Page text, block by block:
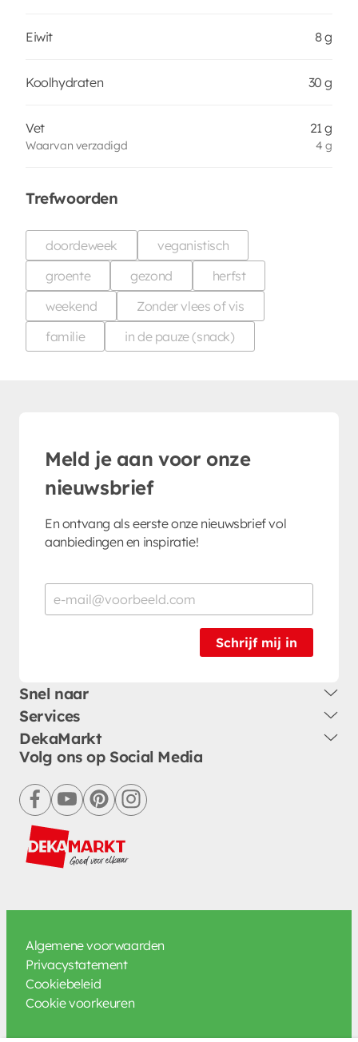
Eiwit 8 g
Koolhydraten 30 g
Vet 21 g
Waarvan verzadigd 4 g
Trefwoorden
doordeweek
veganistisch
groente
gezond
herfst
weekend
Zonder vlees of vis
familie
in de pauze (snack)
Meld je aan voor onze
nieuwsbrief
En ontvang als eerste onze nieuwsbrief vol
aanbiedingen en inspiratie!
Schrijf mij in
Snel naar
Services
DekaMarkt
Volg ons op Social Media
facebookyoutubepinterestinstagram
Algemene voorwaarden
Privacystatement
Cookiebeleid
Cookie voorkeuren